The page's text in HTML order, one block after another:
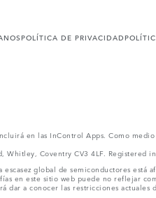
POLÍTICA DE PRIVACIDAD
en las InControl Apps. Como
Whitley, Coventry CV3 4LF. Registered
escasez global de semiconductores
en este sitio web puede no reflejar
a conocer las restricciones